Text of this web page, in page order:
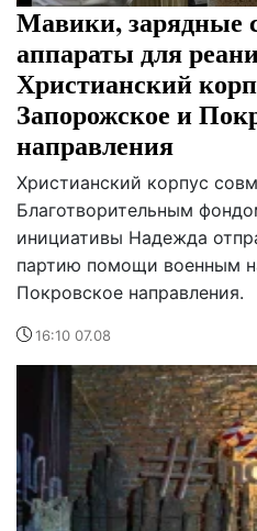
Мавики, зарядные
аппараты для
Христианский
Запорожское и
направления
Христианский корпус
Благотворительным
инициативы Надежда
партию помощи военным
Покровское направления.
16:10 07.08